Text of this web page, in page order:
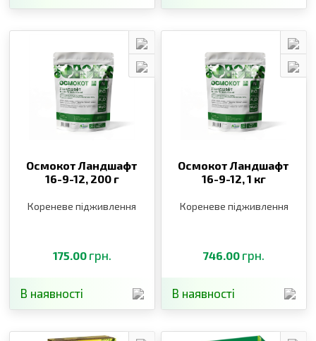
Осмокот Ландшафт
16-9-12, 200 г
Кореневе підживлення
175.00 грн.
В наявності
Осмокот Ландшафт
16-9-12, 1 кг
Кореневе підживлення
746.00 грн.
В наявності